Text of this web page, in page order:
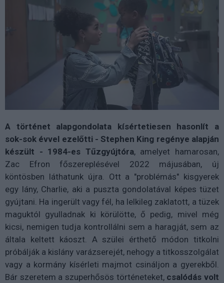
A történet alapgondolata kísértetiesen hasonlít a
sok-sok évvel ezelőtti - Stephen King regénye alapján
készült - 1984-es Tűzgyújtóra, amelyet hamarosan,
Zac Efron főszereplésével 2022 májusában, új
köntösben láthatunk újra. Ott a "problémás" kisgyerek
egy lány, Charlie, aki a puszta gondolatával képes tüzet
gyújtani. Ha ingerült vagy fél, ha lelkileg zaklatott, a tüzek
maguktól gyulladnak ki körülötte, ő pedig, mivel még
kicsi, nemigen tudja kontrollálni sem a haragját, sem az
általa keltett káoszt. A szülei érthető módon titkolni
próbálják a kislány varázserejét, nehogy a titkosszolgálat
vagy a kormány kísérleti majmot csináljon a gyerekből.
Bár szeretem a szuperhősös történeteket, csalódás volt